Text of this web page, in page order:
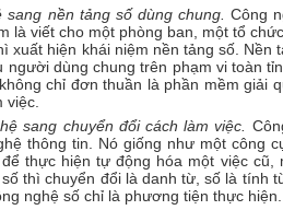
nền tảng số dùng chung. Công
là viết cho một phòng ban, một tổ
xuất hiện khái niệm nền tảng số. Nền
dùng chung trên phạm vi toàn
chỉ đơn thuần là phần mềm giải
sang chuyển đổi cách làm việc.
thông tin. Nó giống như một công
thực hiện tự động hóa một việc cũ,
thì chuyển đổi là danh từ, số là tính
nghệ số chỉ là phương tiện thực hiện.